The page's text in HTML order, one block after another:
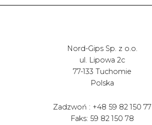
Nord-Gips Sp. z o.o.
ul. Lipowa 2c
77-133 Tuchomie
Polska
Zadzwoń : +48 59 82 150 77
Faks: 59 82 150 78